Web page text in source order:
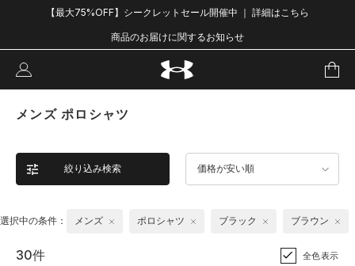
【最大75%OFF】シークレットセール開催中 ｜ 詳細はこちら
商品のお届けに関するお知らせ
メンズ ポロシャツ
絞り込み検索 価格が安い順
選択中の条件： メンズ ポロシャツ ブラック ブラウン
30件 全色表示